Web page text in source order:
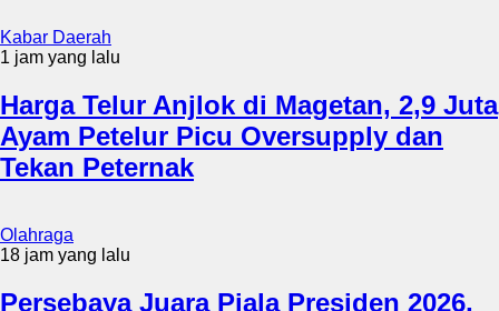
Kabar Daerah
1 jam yang lalu
Harga Telur Anjlok di Magetan, 2,9 Juta
Ayam Petelur Picu Oversupply dan
Tekan Peternak
Olahraga
18 jam yang lalu
Persebaya Juara Piala Presiden 2026,